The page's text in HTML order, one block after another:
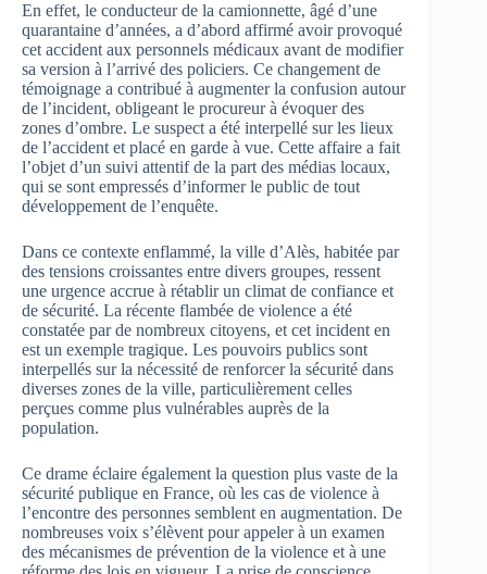
En effet, le conducteur de la camionnette, âgé d’une
quarantaine d’années, a d’abord affirmé avoir provoqué
cet accident aux personnels médicaux avant de modifier
sa version à l’arrivé des policiers. Ce changement de
témoignage a contribué à augmenter la confusion autour
de l’incident, obligeant le procureur à évoquer des
zones d’ombre. Le suspect a été interpellé sur les lieux
de l’accident et placé en garde à vue. Cette affaire a fait
l’objet d’un suivi attentif de la part des médias locaux,
qui se sont empressés d’informer le public de tout
développement de l’enquête.
Dans ce contexte enflammé, la ville d’Alès, habitée par
des tensions croissantes entre divers groupes, ressent
une urgence accrue à rétablir un climat de confiance et
de sécurité. La récente flambée de violence a été
constatée par de nombreux citoyens, et cet incident en
est un exemple tragique. Les pouvoirs publics sont
interpellés sur la nécessité de renforcer la sécurité dans
diverses zones de la ville, particulièrement celles
perçues comme plus vulnérables auprès de la
population.
Ce drame éclaire également la question plus vaste de la
sécurité publique en France, où les cas de violence à
l’encontre des personnes semblent en augmentation. De
nombreuses voix s’élèvent pour appeler à un examen
des mécanismes de prévention de la violence et à une